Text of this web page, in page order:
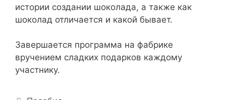
истории создании шоколада, а также как
шоколад отличается и какой бывает.
Завершается программа на фабрике
вручением сладких подарков каждому
участнику.